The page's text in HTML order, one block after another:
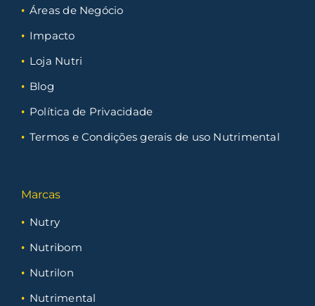
Áreas de Negócio
Impacto
Loja Nutri
Blog
Política de Privacidade
Termos e Condições gerais de uso Nutrimental
Marcas
Nutry
Nutribom
Nutrilon
Nutrimental